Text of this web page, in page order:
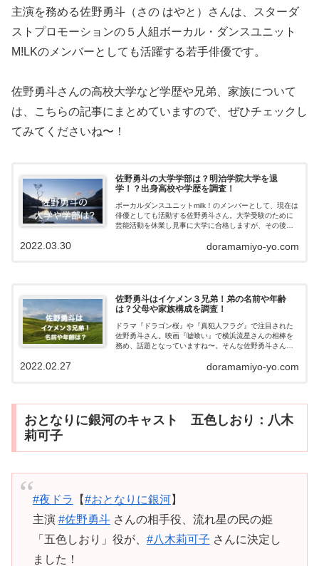
主演を務める佐野勇斗（さの はやと）さんは、スターダ
ストプロモーションの５人組ボーカル・ダンスユニット
M!LKのメンバーとしても活躍する若手俳優です。
佐野勇斗さんの高校大学など学歴や兄弟、家族について
は、こちらの記事にまとめていますので、ぜひチェックし
てみてくださいね〜！
佐野勇斗の大学学部は？明治学院大学を退
学！？出身高校や学歴を調査！
ボーカルダンスユニットmilk！のメンバーとして、現在は
俳優としても活動する佐野勇斗さん。大学受験のために
芸能活動を休業し見事に大学に合格しますが、その後卒
当なのでしょうか？記事では佐野勇斗...doramamiyo-yo.com
2022.03.30
佐野勇斗はイケメン３兄弟！弟の名前や年齢
は？父母や家族構成を調査！
ドラマ『ドラゴン桜』や『真犯人フラグ』で注目された
佐野勇斗さん。映画『嘘喰い』で横浜流星さんの相棒を
務め、話題となっていますね〜。そんな佐野勇斗さんは
う！？兄弟の年齢や名前など気になりませんか...
doramamiyo-yo.com
2022.02.27
おとなりに銀河のキャスト 五色しおり：八木
莉可子
#夜ドラ 【#おとなりに銀河】
主演 #佐野勇斗さんの相手役、流れ星の民の姫
「五色しおり」役が、 #八木莉可子 さんに決定し
ました！